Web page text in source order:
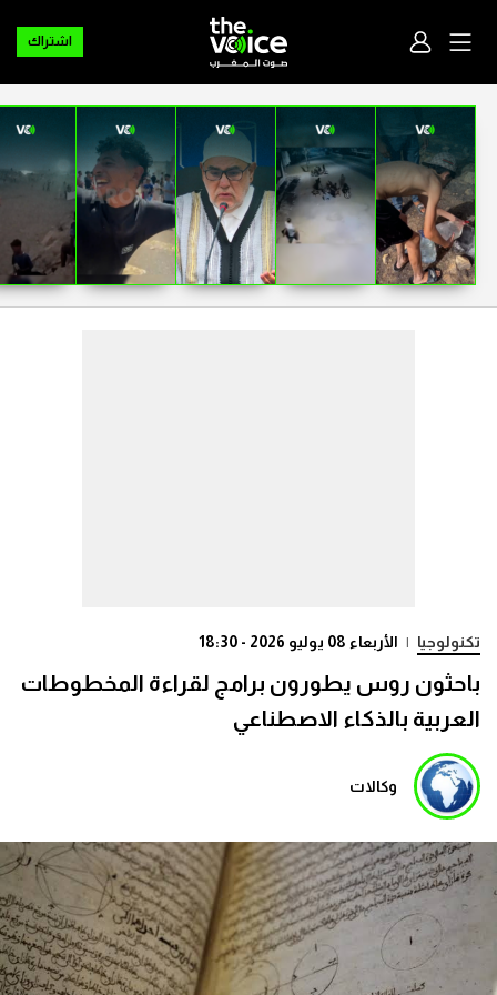
اشتراك
تكنولوجيا | الأربعاء 08 يوليو 2026 - 18:30
باحثون روس يطورون برامج لقراءة المخطوطات
العربية بالذكاء الاصطناعي
وكالات